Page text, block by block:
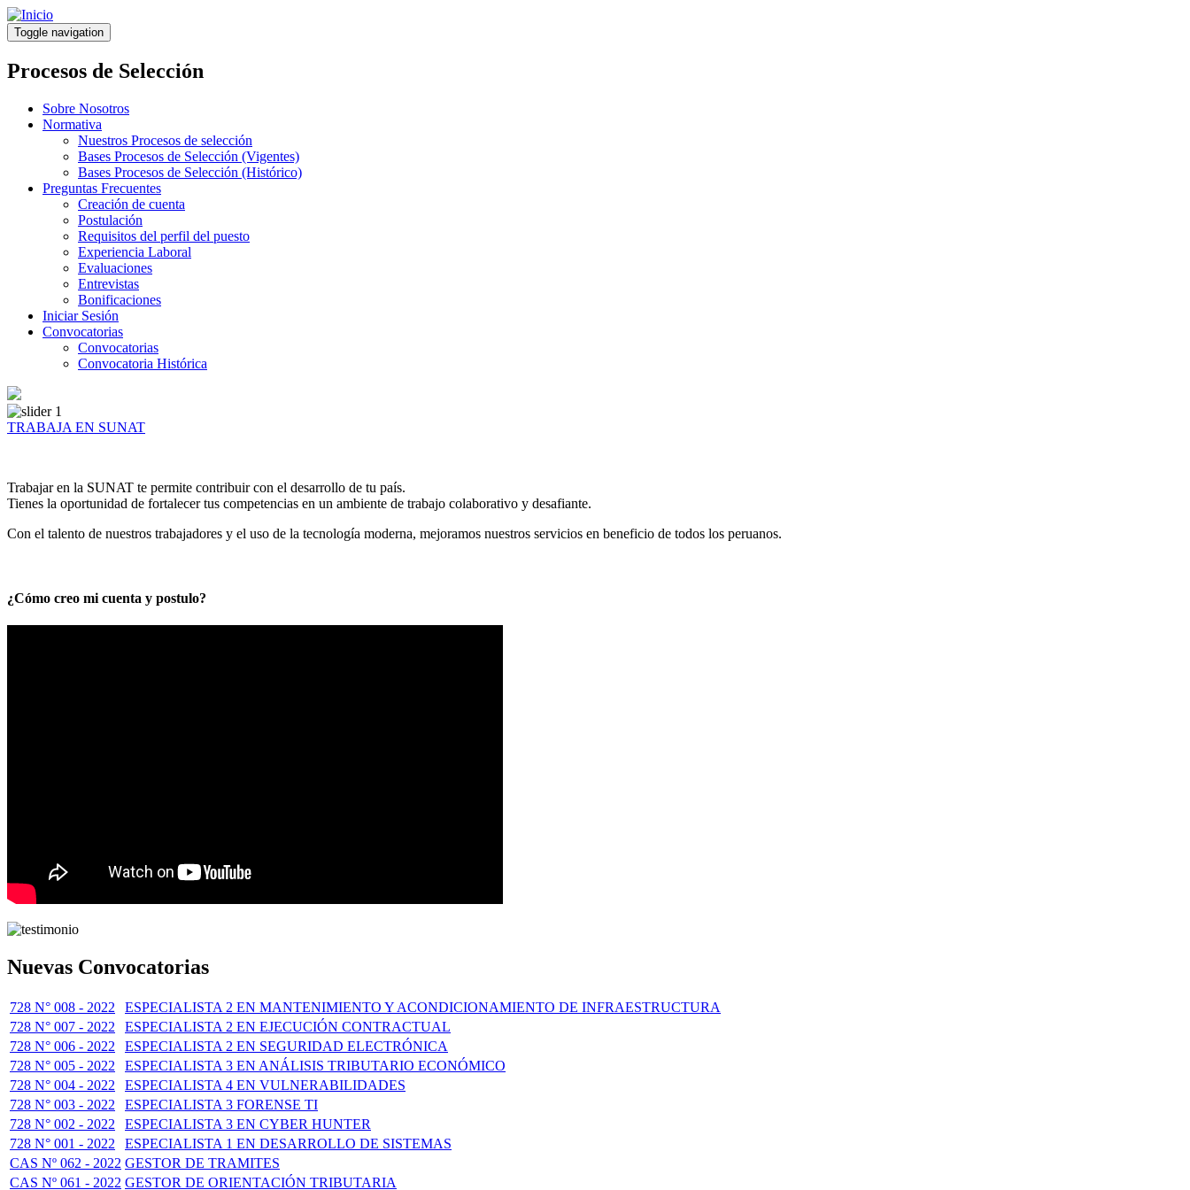
Pasar
al
contenido
principal
Toggle navigation
Procesos de Selección
Sobre Nosotros
Normativa
Nuestros Procesos de selección
Bases Procesos de Selección (Vigentes)
Bases Procesos de Selección (Histórico)
Preguntas Frecuentes
Creación de cuenta
Postulación
Requisitos del perfil del puesto
Experiencia Laboral
Evaluaciones
Entrevistas
Bonificaciones
Iniciar Sesión
Convocatorias
Convocatorias
Convocatoria Histórica
TRABAJA EN SUNAT
Trabajar en la SUNAT te permite contribuir con el desarrollo de tu país.
Tienes la oportunidad de fortalecer tus competencias en un ambiente de trabajo colaborativo y desafiante.
Con el talento de nuestros trabajadores y el uso de la tecnología moderna, mejoramos nuestros servicios en beneficio de todos los peruanos.
¿Cómo creo mi cuenta y postulo?
Nuevas Convocatorias
728 N° 008 - 2022
ESPECIALISTA 2 EN MANTENIMIENTO Y ACONDICIONAMIENTO DE INFRAESTRUCTURA
728 N° 007 - 2022
ESPECIALISTA 2 EN EJECUCIÓN CONTRACTUAL
728 N° 006 - 2022
ESPECIALISTA 2 EN SEGURIDAD ELECTRÓNICA
728 N° 005 - 2022
ESPECIALISTA 3 EN ANÁLISIS TRIBUTARIO ECONÓMICO
728 N° 004 - 2022
ESPECIALISTA 4 EN VULNERABILIDADES
728 N° 003 - 2022
ESPECIALISTA 3 FORENSE TI
728 N° 002 - 2022
ESPECIALISTA 3 EN CYBER HUNTER
728 N° 001 - 2022
ESPECIALISTA 1 EN DESARROLLO DE SISTEMAS
CAS Nº 062 - 2022 GESTOR DE TRAMITES
CAS Nº 061 - 2022 GESTOR DE ORIENTACIÓN TRIBUTARIA